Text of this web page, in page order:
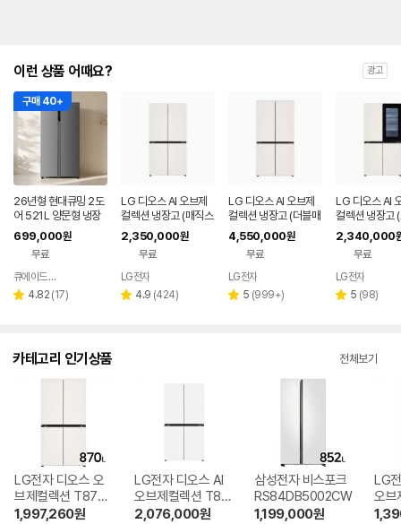
이런 상품 어때요? 광고
구매 40+
26년형 현대큐밍 2도
어 521L 양문형 냉장
고 실버 가정용 사무실
QRSE52TSS3Y
699,000원
무료
큐에이드 스토어
별 4.82 리
(17)
LG 디오스 AI 오브제
컬렉션 냉장고 (매직스
페이스) T876MEE1
H1
2,350,000원
무료
LG전자
별 4.9 리
(424)
LG 디오스 AI 오브제
컬렉션 냉장고 (더블매
직스페이스) M876G
BB231
4,550,000원
무료
LG전자
별 5 리
(999+)
LG 디오스 AI
컬렉션 냉장고
매직스페이스
MEE412
2,340,000
무료
LG전자
별 5 리
(98)
카테고리 인기상품 전체보기
LG전자 디오스 오
브제컬렉션 T873
MEE111
1,997,260원
LG전자 디오스 AI
오브제컬렉션 T87
6MQQ1H1
2,076,000원
삼성전자 비스포크
RS84DB5002CW
1,199,000원
LG
오브